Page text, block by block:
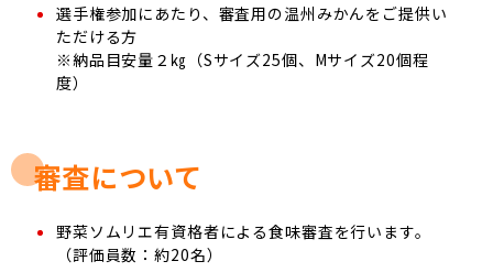
選手権参加にあたり、審査用の温州みかんをご提供い
ただける方
※納品目安量２㎏（Sサイズ25個、Mサイズ20個程
度）
審査について
野菜ソムリエ有資格者による食味審査を行います。
（評価員数：約20名）